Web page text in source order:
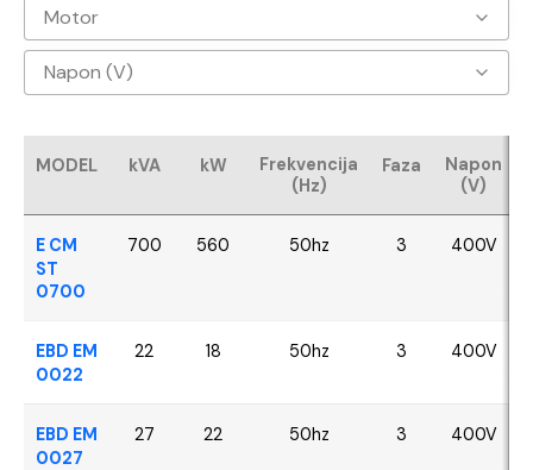
50hz
Motor
Baudouin
CUMMINS
Perkins
VOLVO
YANGDONG
Napon (V)
400V
MODEL kVA kW
Frekvencija
(Hz)
Faza
Napon
(V)
E CM
ST
0700
700 560 50hz 3 400V
EBD EM
0022
22 18 50hz 3 400V
EBD EM
0027
27 22 50hz 3 400V